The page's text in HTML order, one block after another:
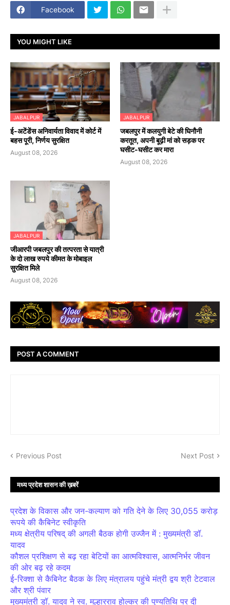
Facebook
YOU MIGHT LIKE
JABALPUR
​ई-अटेंडेंस अनिवार्यता विवाद में कोर्ट में
बहस पूरी, निर्णय सुरक्षित
August 08, 2026
JABALPUR
जबलपुर में कलयुगी बेटे की घिनौनी
करतूत, अपनी बूढ़ी मां को सड़क पर
घसीट-घसीट कर मारा
August 08, 2026
JABALPUR
जीआरपी जबलपुर की तत्परता से यात्री
के दो लाख रुपये कीमत के मोबाइल
सुरक्षित मिले
August 08, 2026
POST A COMMENT
Previous Post Next Post
मध्य प्रदेश शासन की ख़बरें
प्रदेश के विकास और जन-कल्याण को गति देने के लिए 30,055 करोड़
रूपये की कैबिनेट स्वीकृति
मध्य क्षेत्रीय परिषद् की अगली बैठक होगी उज्जैन में : मुख्यमंत्री डॉ.
यादव
कौशल प्रशिक्षण से बढ़ रहा बेटियों का आत्मविश्वास, आत्मनिर्भर जीवन
की ओर बढ़ रहे कदम
ई-रिक्शा से कैबिनेट बैठक के लिए मंत्रालय पहुंचे मंत्री द्वय श्री टेटवाल
और श्री पंवार
मुख्यमंत्री डॉ. यादव ने स्व. मल्हारराव होल्कर की पुण्यतिथि पर दी